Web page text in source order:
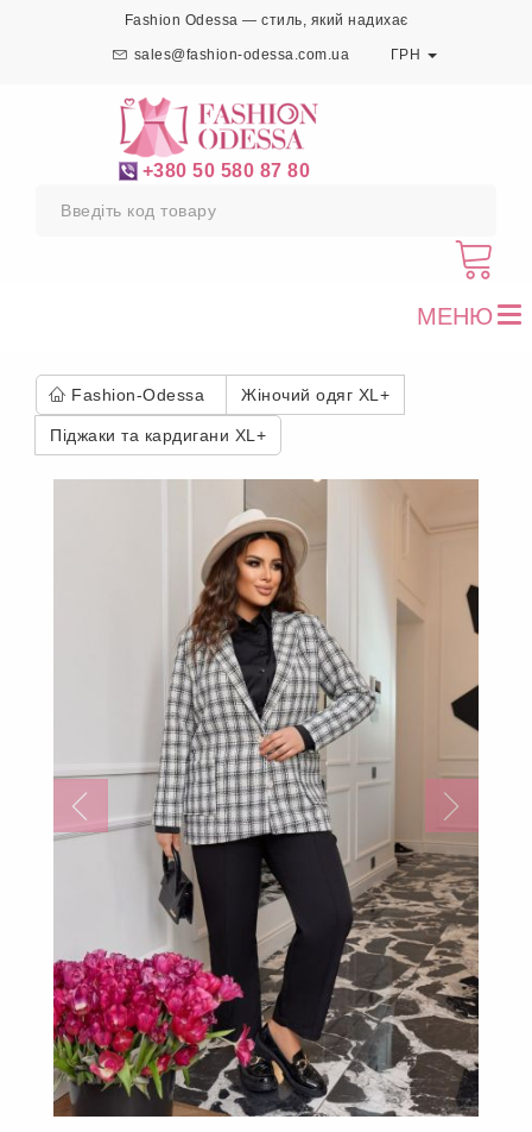
Fashion Odessa — стиль, який надихає
sales@fashion-odessa.com.ua ГРН
+380 50 580 87 80
МЕНЮ
Fashion-Odessa Жіночий одяг XL+
Піджаки та кардигани XL+